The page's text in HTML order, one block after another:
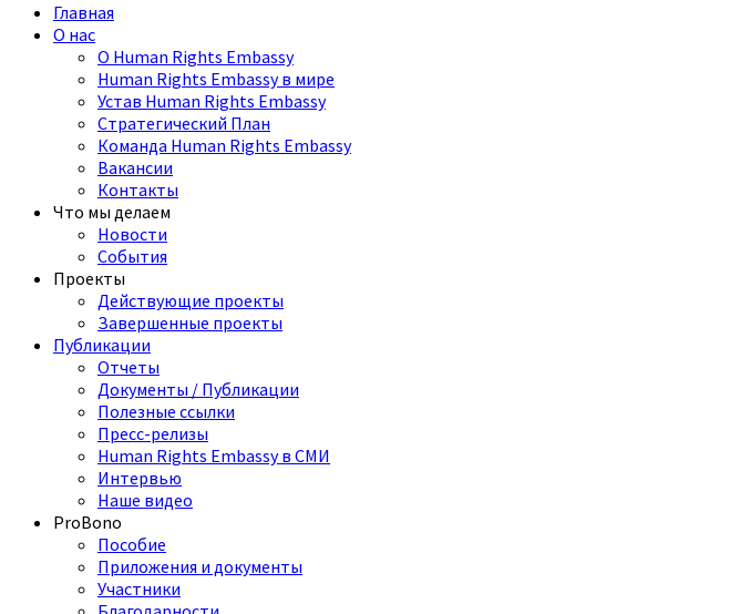
Главная
О нас
О Human Rights Embassy
Human Rights Embassy в мире
Устав Human Rights Embassy
Стратегический План
Команда Human Rights Embassy
Вакансии
Контакты
Что мы делаем
Новости
События
Проекты
Действующие проекты
Завершенные проекты
Публикации
Отчеты
Документы / Публикации
Полезные ссылки
Пресс-релизы
Human Rights Embassy в СМИ
Интервью
Наше видео
ProBono
Пособие
Приложения и документы
Участники